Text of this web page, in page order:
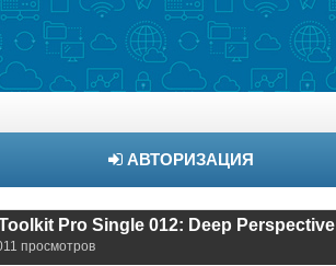
АВТОРИЗАЦИЯ
Pro Single 012: Deep Perspective
просмотров